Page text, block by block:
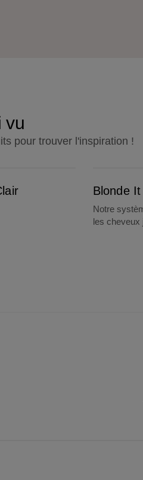
vu
pour trouver l'inspiration !
Blonde
Notre
les cheveux